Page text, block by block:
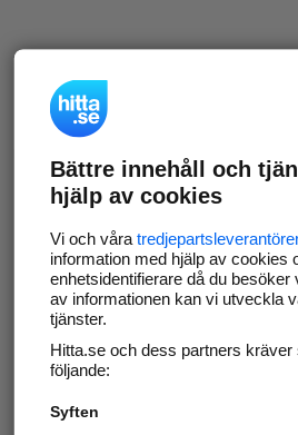
Bättre innehåll och
hjälp av cookies
Vi och våra
information med hjälp av cookies
enhetsidentifierare då du besöker
av informationen kan vi utveckla
tjänster.
Hitta.se och dess partners
följande:
Syften